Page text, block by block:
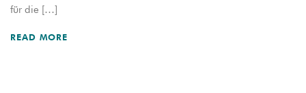
für die […]
READ MORE